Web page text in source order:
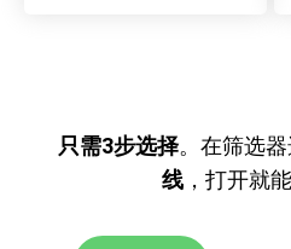
只需3步选择。在筛选
线 ，打开就能